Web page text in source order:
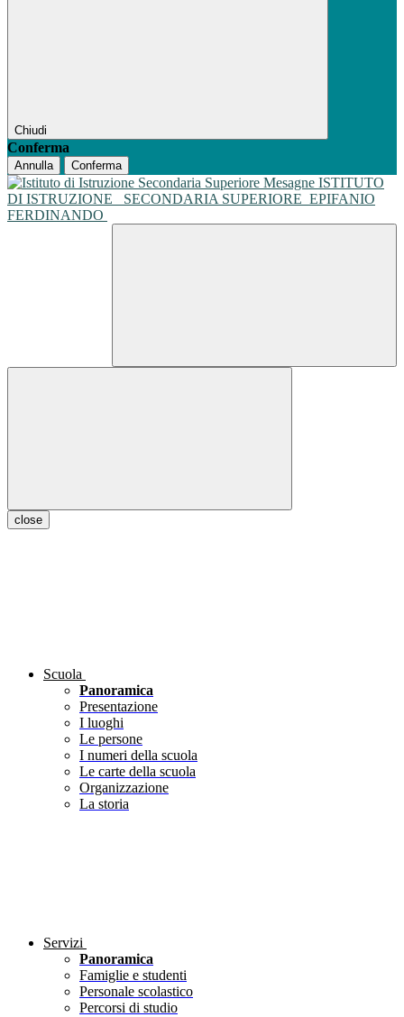
Chiudi
Conferma
Annulla Conferma
ISTITUTO
DI ISTRUZIONE
SECONDARIA SUPERIORE EPIFANIO
FERDINANDO
close
Scuola
Panoramica
Presentazione
I luoghi
Le persone
I numeri della scuola
Le carte della scuola
Organizzazione
La storia
Servizi
Panoramica
Famiglie e studenti
Personale scolastico
Percorsi di studio